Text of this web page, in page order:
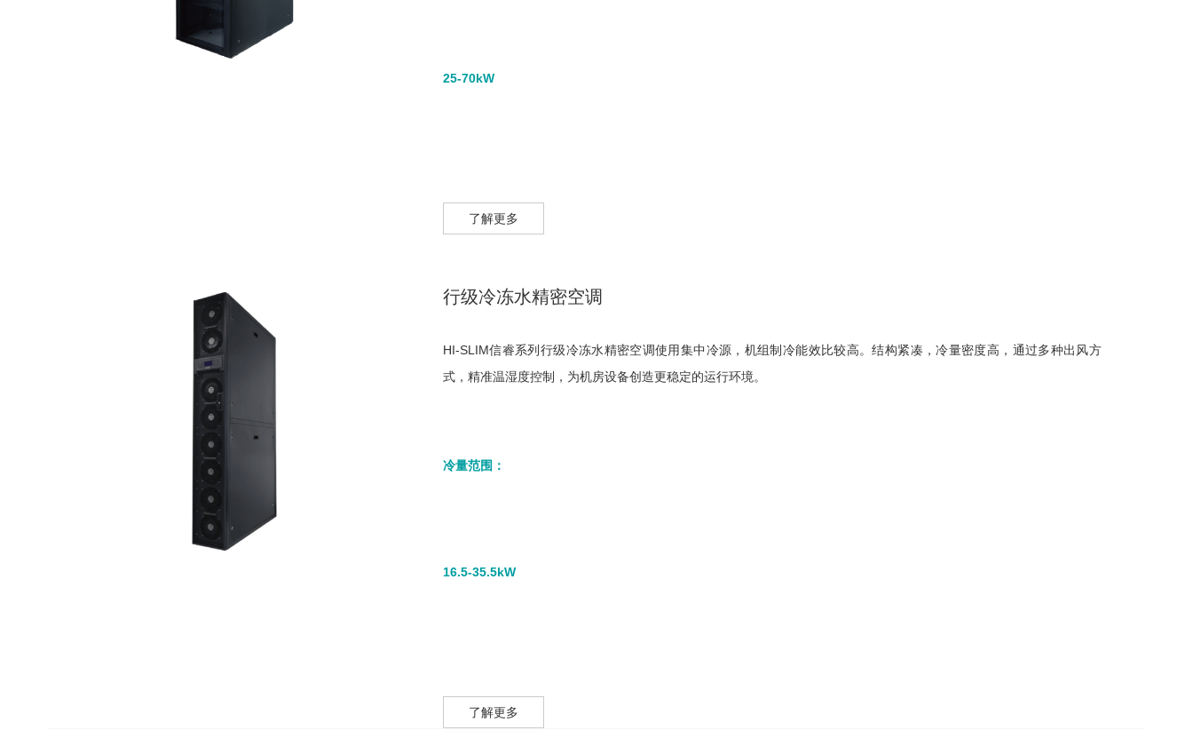
25-70kW
了解更多
行级冷冻水精密空调
HI-SLIM信睿系列行级冷冻水精密空调使用集中冷源，机组制冷能效比较高。结构紧凑，冷量密度高，通过多种出风方
式，精准温湿度控制，为机房设备创造更稳定的运行环境。
冷量范围：
16.5-35.5kW
了解更多